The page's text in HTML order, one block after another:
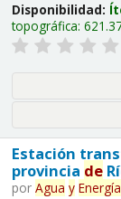
Disponibilidad:
topográfica:
Estación
provincia de
por Agua y Energía